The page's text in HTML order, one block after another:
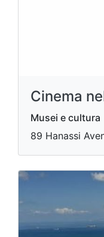
Cinema
Musei e cultura
89 Hanassi